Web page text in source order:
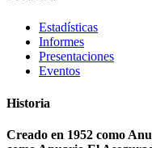
Estadísticas
Informes
Presentaciones
Eventos
Historia
Creado en 1952 como